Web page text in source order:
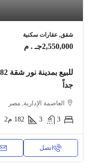
شقق, عقارات سكنية
2,550,000جـ . م
جداً
العاصمة الإدارية, مصر
3
3
182 م2
اتصل